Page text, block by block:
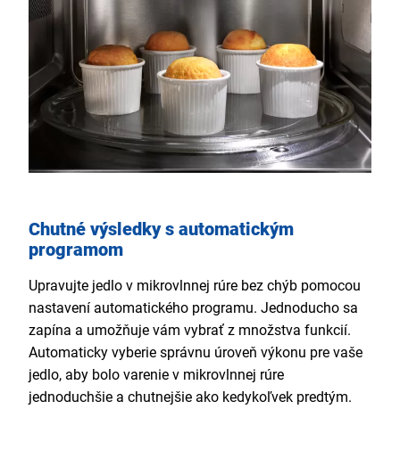
Chutné výsledky s automatickým
programom
Upravujte jedlo v mikrovlnnej rúre bez chýb pomocou
nastavení automatického programu. Jednoducho sa
zapína a umožňuje vám vybrať z množstva funkcií.
Automaticky vyberie správnu úroveň výkonu pre vaše
jedlo, aby bolo varenie v mikrovlnnej rúre
jednoduchšie a chutnejšie ako kedykoľvek predtým.